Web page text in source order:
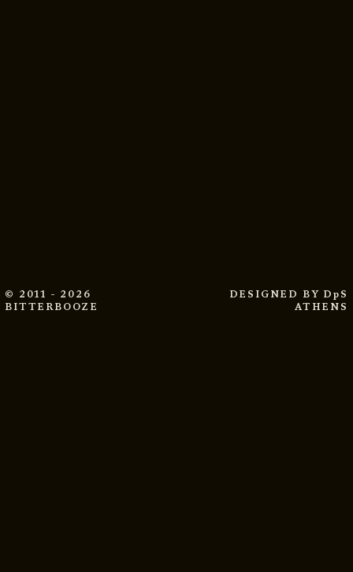
© 2011 - 2026
BITTERBOOZE
DESIGNED BY DpS
ATHENS